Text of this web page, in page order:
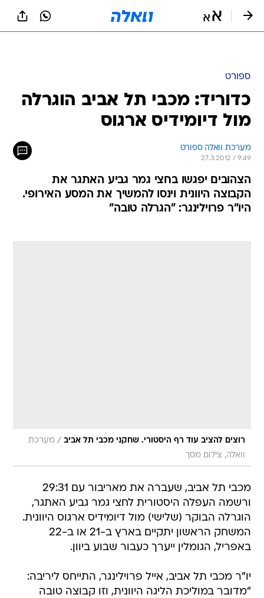
ספורט
כדוריד: מכבי תל אביב הוגרלה
מול דיומידיס ארגוס
מערכת וואלה ספורט
27.3.2012 / 9:49
הצהובים יפגשו בחצי גמר גביע האתגר את
הקבוצה היוונית וינסו להמשיך את המסע האירופי.
היו"ר פרוילינגר: "הגרלה טובה"
רוצים להציב עוד רף היסטורי. שחקני מכבי תל אביב / מערכת
וואלה, צילום מסך
מכבי תל אביב, שעברה את מאריבור עם 29:31
ורשמה העפלה היסטורית לחצי גמר גביע האתגר,
הוגרלה הבוקר (שלישי) מול דיומידיס ארגוס היוונית.
המשחק הראשון יתקיים בארץ ב-21 או ב-22
באפריל, הגומלין ייערך כעבור שבוע ביוון.
יו"ר מכבי תל אביב, אייל פרוילינגר, התייחס ליריבה:
"מדובר במוליכת הליגה היוונית, וזו קבוצה טובה